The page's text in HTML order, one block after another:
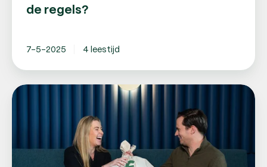
de regels?
7-5-2025 4 leestijd
Loonheffing:
en